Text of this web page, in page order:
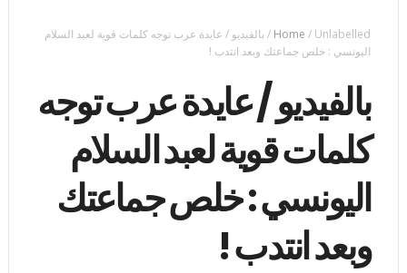
Home / Unlabelled
/ بالفيديو / عايدة عرب توجه كلمات قوية لعبد السلام
اليونسي : خلص جماعتك وبعد انتدب !
بالفيديو / عايدة عرب توجه
كلمات قوية لعبد السلام
اليونسي : خلص جماعتك
وبعد انتدب !